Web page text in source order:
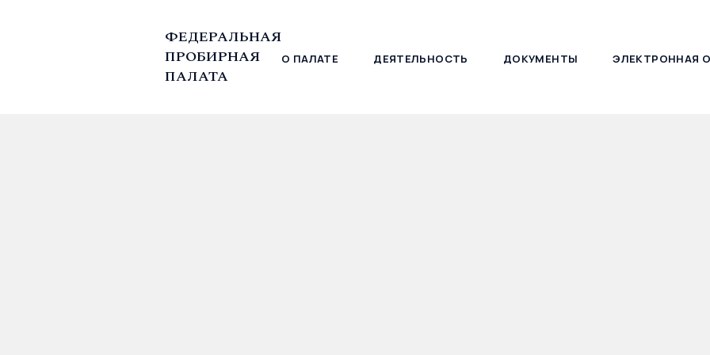
ФЕДЕРАЛЬНАЯ
ПРОБИРНАЯ
ПАЛАТА
О ПАЛАТЕ ДЕЯТЕЛЬНОСТЬ ДОКУМЕНТЫ ЭЛЕКТРОННАЯ
© Федеральная пробирная палата, 2026